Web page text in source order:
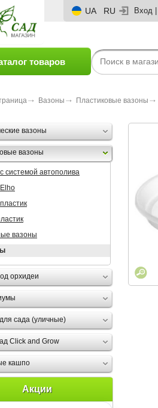
UA RU Вход
товаров
Вазоны Пластиковые вазоны
вазоны
вазоны
системой автополива
вазоны
орхидеи
сада (уличные)
Click and Grow
кашпо
Акции